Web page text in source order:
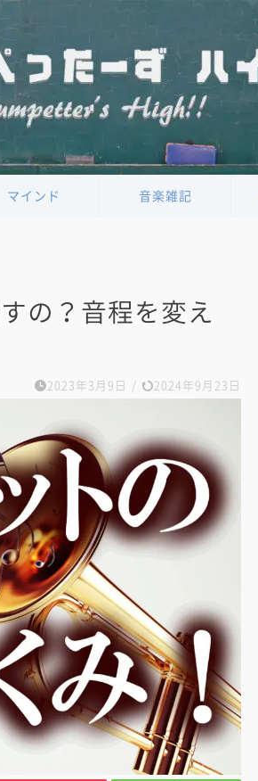
マインド 音楽雑記
の？音程を変え
2023年3月9日 / 2024年9月23日